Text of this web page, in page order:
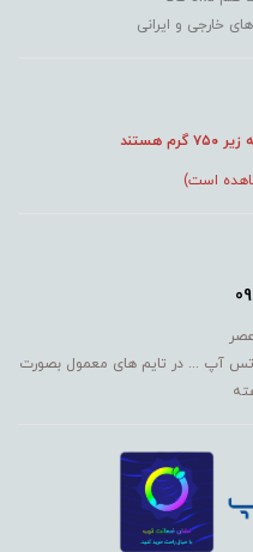
خارجی و ایرانی
گرم هستند
است)
آپ ... در تایم های معمول بصورت